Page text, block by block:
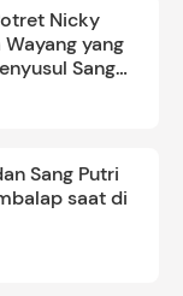
Nicky
yang
Sang
Sang Putri
saat di